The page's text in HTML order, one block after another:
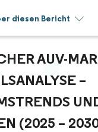
diesen Bericht
AUV-
– W
UND
(2025 –